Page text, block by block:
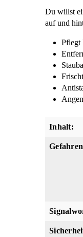
Du willst
auf und
Pflegt
Inhalt: